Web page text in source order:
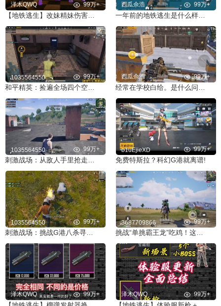
泽木QWQ 99万+ 西瓜佘浩 99万+
1035564550 99万+
和平精英：捡遍全场四个空投箱 上千发马格南 超富物资落地六杀
西瓜佘浩 99万+
经常在学校白给。是什么问题解决办法来看看。
1035564550 99万+ b1uEjieXD 99万+
免费特斯拉？科幻G港就离谱!
1035564550 99万+ 3687709866 99万+
泽木QWQ 99万+ 泽木QWQ 99万+